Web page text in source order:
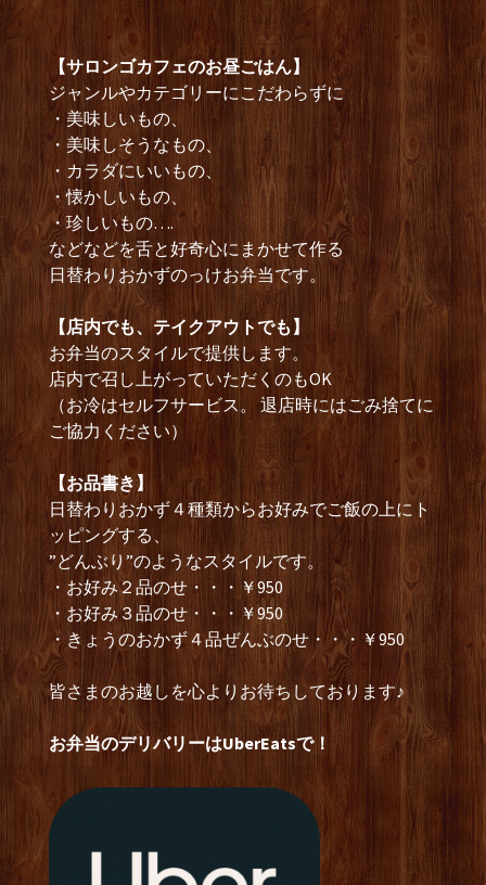
【サロンゴカフェのお昼ごはん】
ジャンルやカテゴリーにこだわらずに
・美味しいもの、
・美味しそうなもの、
・カラダにいいもの、
・懐かしいもの、
・珍しいもの….
などなどを舌と好奇心にまかせて作る
日替わりおかずのっけお弁当です。
【店内でも、テイクアウトでも】
お弁当のスタイルで提供します。
店内で召し上がっていただくのもOK
（お冷はセルフサービス。 退店時にはごみ捨てに
ご協力ください）
【お品書き】
日替わりおかず４種類からお好みでご飯の上にト
ッピングする、
”どんぶり”のようなスタイルです。
・お好み２品のせ・・・￥950
・お好み３品のせ・・・￥950
・きょうのおかず４品ぜんぶのせ・・・￥950
皆さまのお越しを心よりお待ちしております♪
お弁当のデリバリーはUberEatsで！